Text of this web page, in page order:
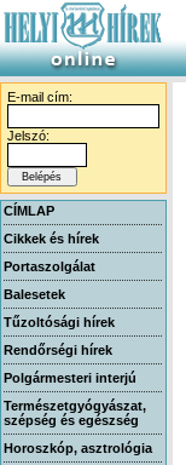
E-mail cím:
Jelszó:
CÍMLAP
Cikkek és hírek
Portaszolgálat
Balesetek
Tűzoltósági hírek
Rendőrségi hírek
Polgármesteri interjú
Természetgyógyászat,
szépség és egészség
Horoszkóp, asztrológia